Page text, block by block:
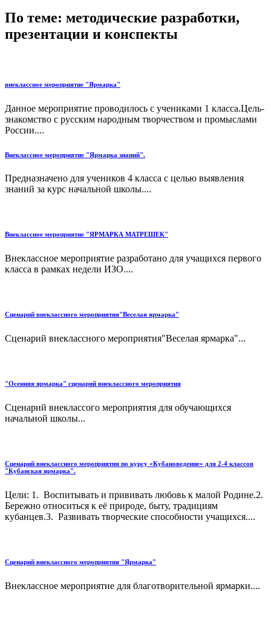
По теме: методические разработки,
презентации и конспекты
внеклассное мероприятие "Ярмарка"
Данное мероприятие проводилось с учениками 1 класса.Цель-
знакомство с русским народным творчеством и промыслами
России....
Внеклассное мероприятие "Ярмарка знаний".
Предназначено для учеников 4 класса с целью выявления
знаний за курс начальной школы....
Внеклассное мероприятие "ЯРМАРКА МАТРЕШЕК"
Внеклассное мероприятие разработано для учащихся первого
класса в рамках недели ИЗО....
Сценарий внеклассного мероприятия"Веселая ярмарка"
Сценарий внеклассного мероприятия"Веселая ярмарка"...
"Осенняя ярмарка" сценарий внеклассного мероприятия
Сценарий внеклассого мероприятия для обучающихся
начальной школы...
Сценарий внеклассного мероприятия по курсу «Кубановедение» для 2-4 классов
"Кубанская ярмарка".
Цели: 1. Воспитывать и прививать любовь к малой Родине.2.
Бережно относиться к её природе, быту, традициям
кубанцев.3. Развивать творческие способности учащихся....
Сценарий внеклассного мероприятия "Ярмарка"
Внеклассное мероприятие для благотворительной ярмарки....